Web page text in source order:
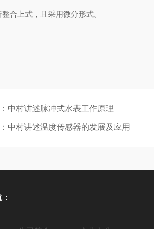
合上式，且采用微分形式。
中村讲述脉冲式水表工作原理
中村讲述温度传感器的发展及应用